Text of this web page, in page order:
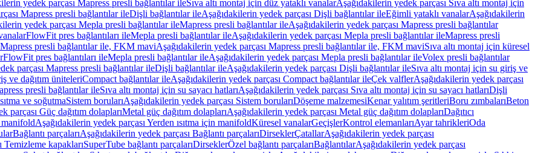
yedek parçası Mapress presli bağlantılar ileSıva altı montaj için düz yataklı vanalarAşağıdakilerin yedek parçası Sıva altı montaj için
Mapress presli bağlantılar ileDişli bağlantılar ileAşağıdakilerin yedek parçası Dişli bağlantılar ileEğimli yataklı vanalarAşağıdakilerin
yedek parçası Mepla presli bağlantılar ileMapress presli bağlantılar ileAşağıdakilerin yedek parçası Mapress presli bağlantılar
FlowFit pres bağlantıları ileMepla presli bağlantılar ileAşağıdakilerin yedek parçası Mepla presli bağlantılar ileMapress presli
Mapress presli bağlantılar ile, FKM maviAşağıdakilerin yedek parçası Mapress presli bağlantılar ile, FKM maviSıva altı montaj için küresel
FlowFit pres bağlantıları ileMepla presli bağlantılar ileAşağıdakilerin yedek parçası Mepla presli bağlantılar ileVolex presli bağlantılar
parçası Mapress presli bağlantılar ileDişli bağlantılar ileAşağıdakilerin yedek parçası Dişli bağlantılar ileSıva altı montaj için su giriş ve
ve dağıtım üniteleriCompact bağlantılar ileAşağıdakilerin yedek parçası Compact bağlantılar ileÇek valflerAşağıdakilerin yedek parçası
presli bağlantılar ileSıva altı montaj için su sayacı hatlarıAşağıdakilerin yedek parçası Sıva altı montaj için su sayacı hatlarıDişli
ve soğutmaSistem borularıAşağıdakilerin yedek parçası Sistem borularıDöşeme malzemesiKenar yalıtım şeritleriBoru zımbalarıBeton
parçası Güç dağıtım dolaplarıMetal güç dağıtım dolaplarıAşağıdakilerin yedek parçası Metal güç dağıtım dolaplarıDağıtıcı
manifoldAşağıdakilerin yedek parçası Yerden ısıtma için manifoldKüresel vanalarGeçişlerKontrol elemanlarıAyar tahrikleriOda
Bağlantı parçalarıAşağıdakilerin yedek parçası Bağlantı parçalarıDirseklerÇatallarAşağıdakilerin yedek parçası
Temizleme kapaklarıSuperTube bağlantı parçalarıDirseklerÖzel bağlantı parçalarıBağlantılarAşağıdakilerin yedek parçası